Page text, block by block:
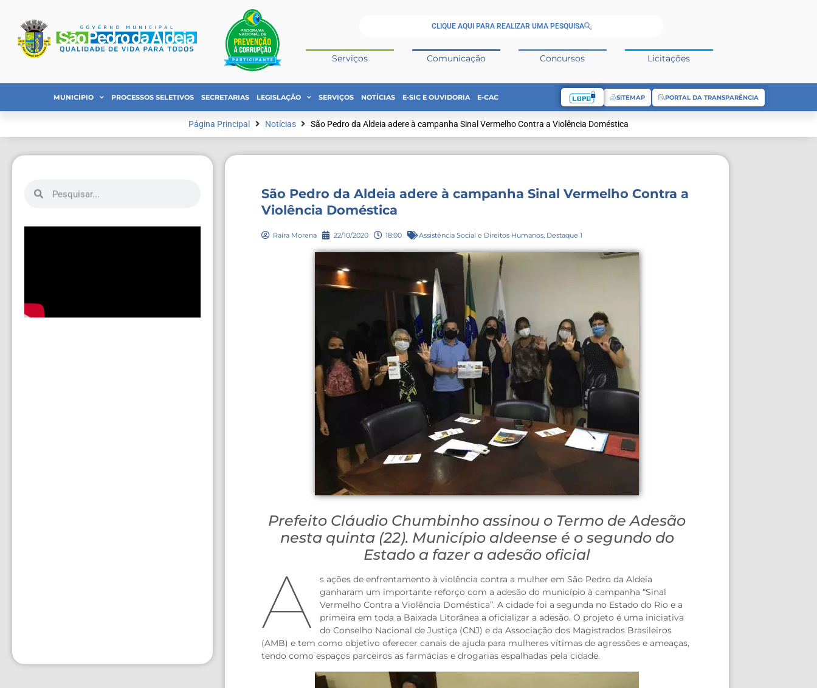
CLIQUE AQUI PARA REALIZAR UMA PESQUISA
Serviços Comunicação Concursos Licitações
MUNICÍPIO PROCESSOS SELETIVOS SECRETARIAS LEGISLAÇÃO SERVIÇOS NOTÍCIAS E-SIC E OUVIDORIA E-CAC SITEMAP PORTAL DA TRANSPARÊNCIA
Página Principal Notícias São Pedro da Aldeia adere à campanha Sinal Vermelho Contra a Violência Doméstica
São Pedro da Aldeia adere à campanha Sinal Vermelho Contra a
Violência Doméstica
Raíra Morena 22/10/2020 18:00 Assistência Social e Direitos Humanos, Destaque 1
Prefeito Cláudio Chumbinho assinou o Termo de Adesão
nesta quinta (22). Município aldeense é o segundo do
Estado a fazer a adesão oficial
A
s ações de enfrentamento à violência contra a mulher em São Pedro da Aldeia
ganharam um importante reforço com a adesão do município à campanha “Sinal
Vermelho Contra a Violência Doméstica”. A cidade foi a segunda no Estado do Rio e a
primeira em toda a Baixada Litorânea a oficializar a adesão. O projeto é uma iniciativa
do Conselho Nacional de Justiça (CNJ) e da Associação dos Magistrados Brasileiros
(AMB) e tem como objetivo oferecer canais de ajuda para mulheres vítimas de agressões e ameaças,
tendo como espaços parceiros as farmácias e drogarias espalhadas pela cidade.